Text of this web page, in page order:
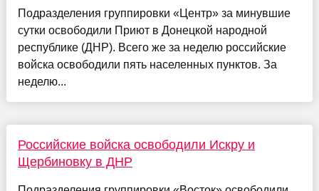
Подразделения группировки «Центр» за минувшие
сутки освободили Приют в Донецкой народной
республике (ДНР). Всего же за неделю российские
войска освободили пять населенных пунктов. За
неделю...
Российские войска освободили Искру и
Щербиновку в ДНР